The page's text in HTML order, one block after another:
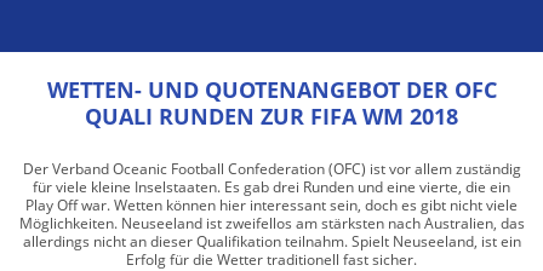
WETTEN- UND QUOTENANGEBOT DER OFC
QUALI RUNDEN ZUR FIFA WM 2018
Der Verband Oceanic Football Confederation (OFC) ist vor allem zuständig
für viele kleine Inselstaaten. Es gab drei Runden und eine vierte, die ein
Play Off war. Wetten können hier interessant sein, doch es gibt nicht viele
Möglichkeiten. Neuseeland ist zweifellos am stärksten nach Australien, das
allerdings nicht an dieser Qualifikation teilnahm. Spielt Neuseeland, ist ein
Erfolg für die Wetter traditionell fast sicher.